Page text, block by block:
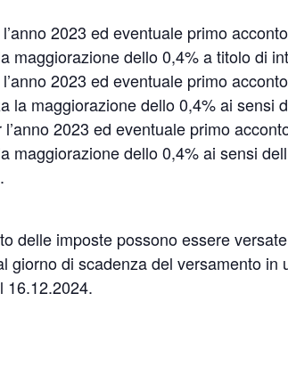
2023 ed eventuale primo
maggiorazione dello 0,4% a titolo di
2023 ed eventuale primo
la maggiorazione dello 0,4% ai sensi
2023 ed eventuale primo
maggiorazione dello 0,4% ai sensi
delle imposte possono essere
giorno di scadenza del versamento in
16.12.2024.